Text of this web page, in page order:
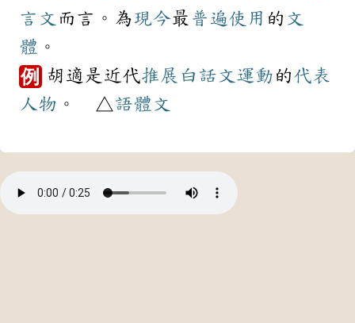
言文 而言。為現今最 普遍使用 的 文
體 。
例 胡適是近代推展 白話文 運動 的代表
人物 。 △語體文